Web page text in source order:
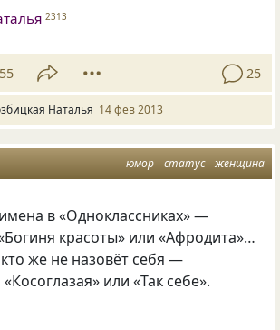
2313
55 25
Наталья 14 фев 2013
юмор статус женщина
в «Одноклассниках» —
красоты» или «Афродита»…
же не назовёт себя —
или «Так себе».